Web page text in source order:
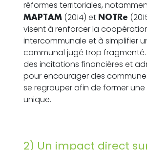
réformes territoriales,
MAPTAM (2014) et NOTRe
visent à renforcer la
intercommunale et à simplifier
communal jugé trop fragmenté.
des incitations financières et
pour encourager des
se regrouper afin de former
unique.
2) Un impact direct